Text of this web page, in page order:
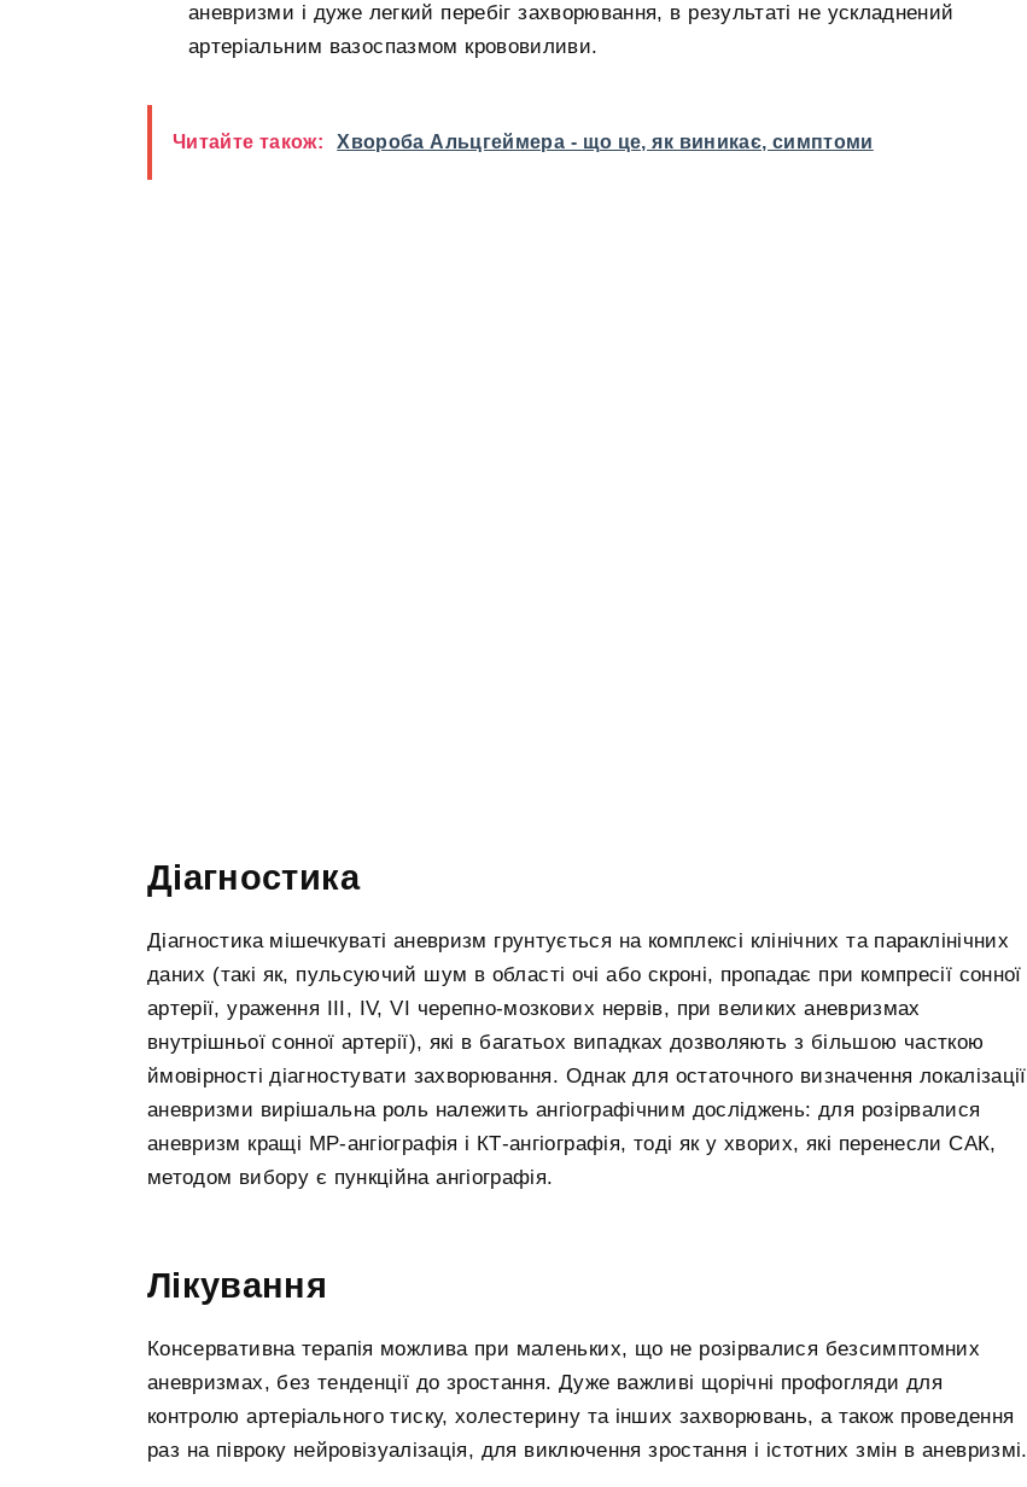
аневризми і дуже легкий перебіг захворювання, в результаті не ускладнений
артеріальним вазоспазмом крововиливи.
Читайте також: Хвороба Альцгеймера - що це, як виникає, симптоми
Діагностика
Діагностика мішечкуваті аневризм грунтується на комплексі клінічних та параклінічних
даних (такі як, пульсуючий шум в області очі або скроні, пропадає при компресії сонної
артерії, ураження III, IV, VI черепно-мозкових нервів, при великих аневризмах
внутрішньої сонної артерії), які в багатьох випадках дозволяють з більшою часткою
ймовірності діагностувати захворювання. Однак для остаточного визначення локалізації
аневризми вирішальна роль належить ангіографічним досліджень: для розірвалися
аневризм кращі МР-ангіографія і КТ-ангіографія, тоді як у хворих, які перенесли САК,
методом вибору є пункційна ангіографія.
Лікування
Консервативна терапія можлива при маленьких, що не розірвалися безсимптомних
аневризмах, без тенденції до зростання. Дуже важливі щорічні профогляди для
контролю артеріального тиску, холестерину та інших захворювань, а також проведення
раз на півроку нейровізуалізація, для виключення зростання і істотних змін в аневризмі.